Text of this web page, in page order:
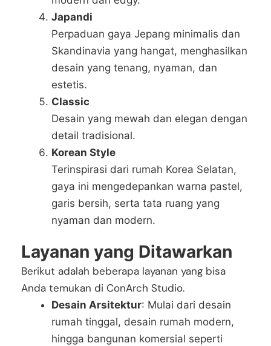
Japandi
Perpaduan gaya Jepang minimalis dan
Skandinavia yang hangat, menghasilkan
desain yang tenang, nyaman, dan
estetis.
Classic
Desain yang mewah dan elegan dengan
detail tradisional.
Korean Style
Terinspirasi dari rumah Korea Selatan,
gaya ini mengedepankan warna pastel,
garis bersih, serta tata ruang yang
nyaman dan modern.
Layanan yang Ditawarkan
Berikut adalah beberapa layanan yang bisa
Anda temukan di ConArch Studio.
Desain Arsitektur: Mulai dari desain
rumah tinggal, desain rumah modern,
hingga bangunan komersial seperti